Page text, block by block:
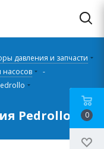
давления и запчасти
насосов
-
Pedrollo 0